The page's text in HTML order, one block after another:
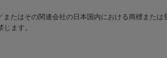
たはその関連会社の日本国内における商標または
ます。